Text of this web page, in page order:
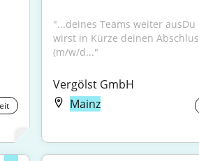
"...deines Teams weiter
wirst in Kürze deinen
(m/w/d..."
Vergölst GmbH
Mainz